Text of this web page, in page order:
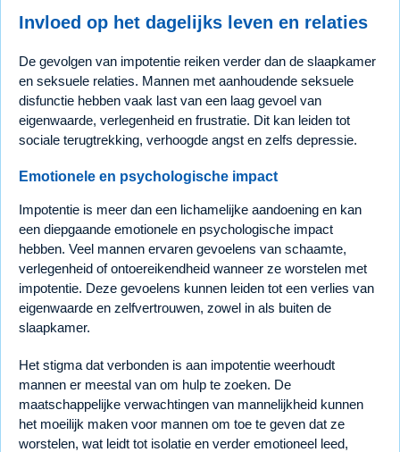
Invloed op het dagelijks leven en relaties
De gevolgen van impotentie reiken verder dan de slaapkamer
en seksuele relaties. Mannen met aanhoudende seksuele
disfunctie hebben vaak last van een laag gevoel van
eigenwaarde, verlegenheid en frustratie. Dit kan leiden tot
sociale terugtrekking, verhoogde angst en zelfs depressie.
Emotionele en psychologische impact
Impotentie is meer dan een lichamelijke aandoening en kan
een diepgaande emotionele en psychologische impact
hebben. Veel mannen ervaren gevoelens van schaamte,
verlegenheid of ontoereikendheid wanneer ze worstelen met
impotentie. Deze gevoelens kunnen leiden tot een verlies van
eigenwaarde en zelfvertrouwen, zowel in als buiten de
slaapkamer.
Het stigma dat verbonden is aan impotentie weerhoudt
mannen er meestal van om hulp te zoeken. De
maatschappelijke verwachtingen van mannelijkheid kunnen
het moeilijk maken voor mannen om toe te geven dat ze
worstelen, wat leidt tot isolatie en verder emotioneel leed,